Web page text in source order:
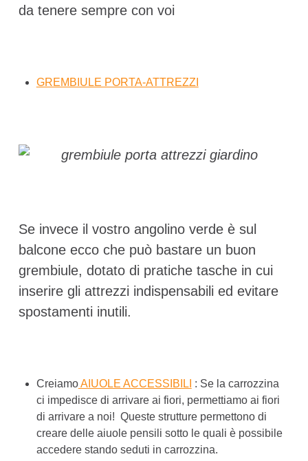
da tenere sempre con voi
GREMBIULE PORTA-ATTREZZI
Se invece il vostro angolino verde è sul
balcone ecco che può bastare un buon
grembiule, dotato di pratiche tasche in cui
inserire gli attrezzi indispensabili ed evitare
spostamenti inutili.
CreiamoAIUOLE ACCESSIBILI : Se la carrozzina
ci impedisce di arrivare ai fiori, permettiamo ai fiori
di arrivare a noi! Queste strutture permettono di
creare delle aiuole pensili sotto le quali è possibile
accedere stando seduti in carrozzina.